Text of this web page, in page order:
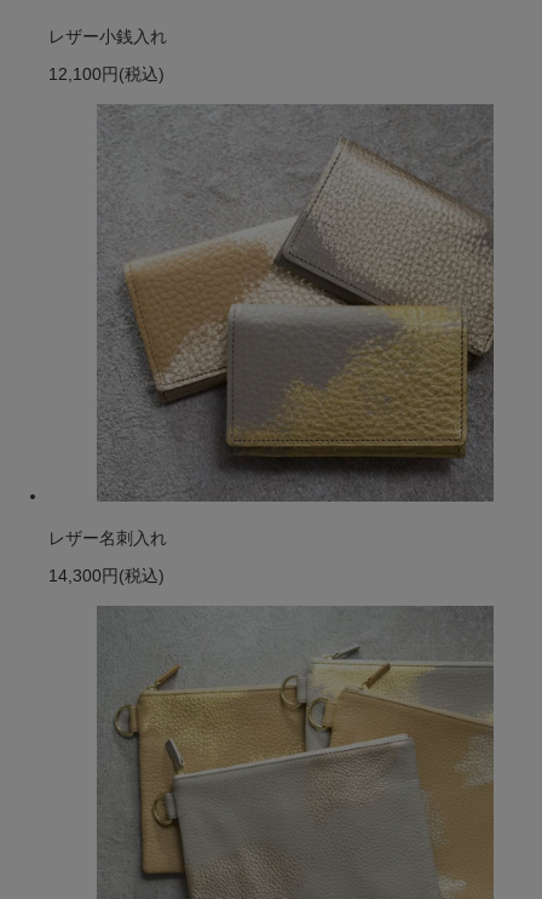
レザー小銭入れ
12,100円 (税込)
レザー名刺入れ
14,300円 (税込)